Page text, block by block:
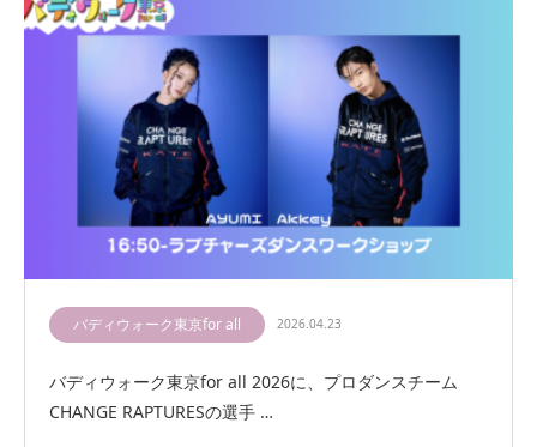
バディウォーク東京for all 2026.04.23
バディウォーク東京for all 2026に、プロダンスチーム
CHANGE RAPTURESの選手 …